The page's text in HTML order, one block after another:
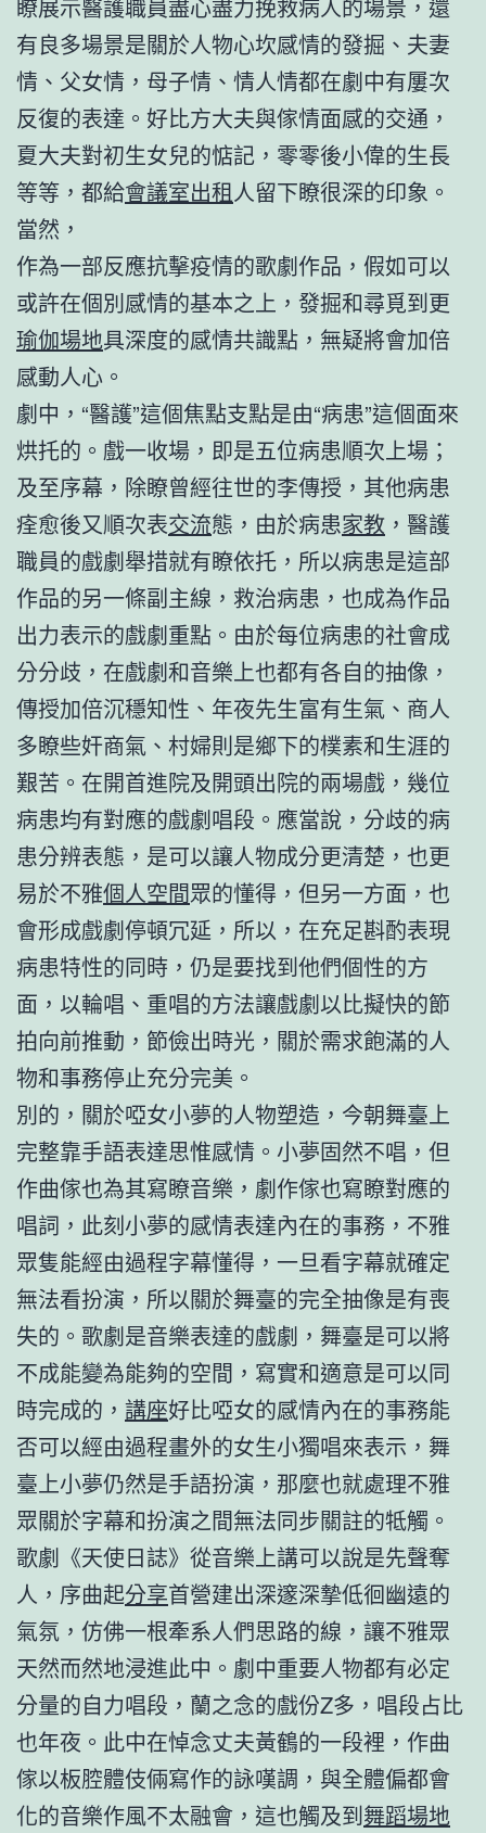
瞭展示醫護職員盡心盡力挽救病人的場景，還
有良多場景是關於人物心坎感情的發掘、夫妻
情、父女情，母子情、情人情都在劇中有屢次
反復的表達。好比方大夫與傢情面感的交通，
夏大夫對初生女兒的惦記，零零後小偉的生長
等等，都給會議室出租人留下瞭很深的印象。
當然，
作為一部反應抗擊疫情的歌劇作品，假如可以
或許在個別感情的基本之上，發掘和尋覓到更
瑜伽場地具深度的感情共識點，無疑將會加倍
感動人心。
劇中，“醫護”這個焦點支點是由“病患”這個面來
烘托的。戲一收場，即是五位病患順次上場；
及至序幕，除瞭曾經往世的李傳授，其他病患
痊愈後又順次表交流態，由於病患家教 ，醫護
職員的戲劇舉措就有瞭依托，所以病患是這部
作品的另一條副主線，救治病患，也成為作品
出力表示的戲劇重點。由於每位病患的社會成
分分歧，在戲劇和音樂上也都有各自的抽像，
傳授加倍沉穩知性、年夜先生富有生氣、商人
多瞭些奸商氣、村婦則是鄉下的樸素和生涯的
艱苦。在開首進院及開頭出院的兩場戲，幾位
病患均有對應的戲劇唱段。應當說，分歧的病
患分辨表態，是可以讓人物成分更清楚，也更
易於不雅個人空間眾的懂得，但另一方面，也
會形成戲劇停頓冗延，所以，在充足斟酌表現
病患特性的同時，仍是要找到他們個性的方
面，以輪唱、重唱的方法讓戲劇以比擬快的節
拍向前推動，節儉出時光，關於需求飽滿的人
物和事務停止充分完美。
別的，關於啞女小夢的人物塑造，今朝舞臺上
完整靠手語表達思惟感情。小夢固然不唱，但
作曲傢也為其寫瞭音樂，劇作傢也寫瞭對應的
唱詞，此刻小夢的感情表達內在的事務，不雅
眾隻能經由過程字幕懂得，一旦看字幕就確定
無法看扮演，所以關於舞臺的完全抽像是有喪
失的。歌劇是音樂表達的戲劇，舞臺是可以將
不成能變為能夠的空間，寫實和適意是可以同
時完成的， 講座好比啞女的感情內在的事務能
否可以經由過程畫外的女生小獨唱來表示，舞
臺上小夢仍然是手語扮演，那麼也就處理不雅
眾關於字幕和扮演之間無法同步關註的牴觸。
歌劇《天使日誌》從音樂上講可以說是先聲奪
人，序曲起分享首營建出深邃深摯低徊幽遠的
氣氛，仿佛一根牽系人們思路的線，讓不雅眾
天然而然地浸進此中。劇中重要人物都有必定
分量的自力唱段，蘭之念的戲份Z多，唱段占比
也年夜。此中在悼念丈夫黃鶴的一段裡，作曲
傢以板腔體伎倆寫作的詠嘆調，與全體偏都會
化的音樂作風不太融會，這也觸及到舞蹈場地